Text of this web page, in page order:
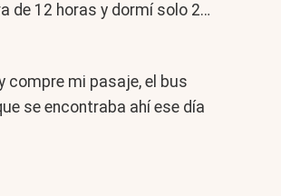
de 12 horas y dormí solo 2…
compre mi pasaje, el bus
se encontraba ahí ese día